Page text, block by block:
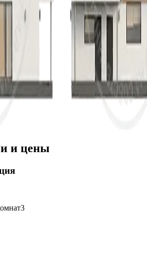
и цены
3